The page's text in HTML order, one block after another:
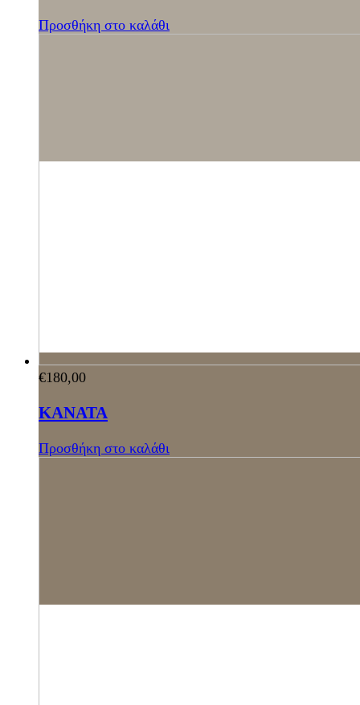
Προσθήκη στο καλάθι
€180,00
ΚΑΝΑΤΑ
Προσθήκη στο καλάθι